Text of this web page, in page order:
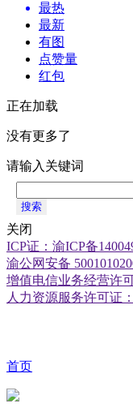
最热
最新
有图
点赞量
红包
正在加载
没有更多了
请输入关键词
搜索
关闭
ICP证：渝ICP备
渝公网安备
增值电信业务经营许
人力资源服务许可证
首页